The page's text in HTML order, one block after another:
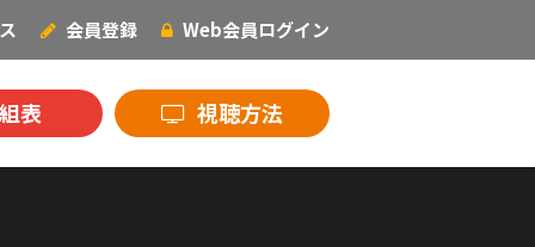
表 視聴方法
会員登録 Web会員ログイン
オリジナル